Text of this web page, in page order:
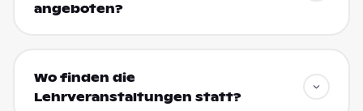
angeboten?
Wo finden die
Lehrveranstaltungen statt?